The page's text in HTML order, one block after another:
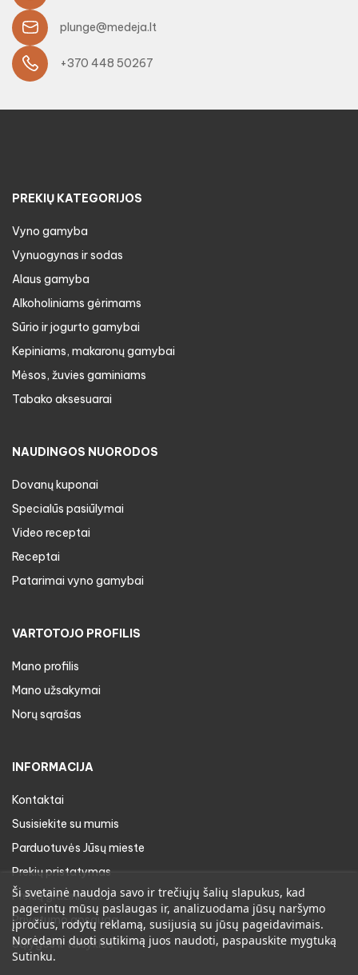
plunge@medeja.lt
+370 448 50267
PREKIŲ KATEGORIJOS
Vyno gamyba
Vynuogynas ir sodas
Alaus gamyba
Alkoholiniams gėrimams
Sūrio ir jogurto gamybai
Kepiniams, makaronų gamybai
Mėsos, žuvies gaminiams
Tabako aksesuarai
NAUDINGOS NUORODOS
Dovanų kuponai
Specialūs pasiūlymai
Video receptai
Receptai
Patarimai vyno gamybai
VARTOTOJO PROFILIS
Mano profilis
Mano užsakymai
Norų sąrašas
INFORMACIJA
Kontaktai
Susisiekite su mumis
Parduotuvės Jūsų mieste
Prekių pristatymas
Prekių gražinimas
Privatumo apsauga
Sąlygos ir taisyklės
Ši svetainė naudoja savo ir trečiųjų šalių slapukus, kad
pagerintų mūsų paslaugas ir, analizuodama jūsų naršymo
įpročius, rodytų reklamą, susijusią su jūsų pageidavimais.
Norėdami duoti sutikimą juos naudoti, paspauskite mygtuką
Sutinku.